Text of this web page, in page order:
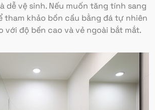
dễ vệ sinh. Nếu muốn tăng tính sang
tham khảo bồn cầu bằng đá tự nhiên
với độ bền cao và vẻ ngoài bắt mắt.